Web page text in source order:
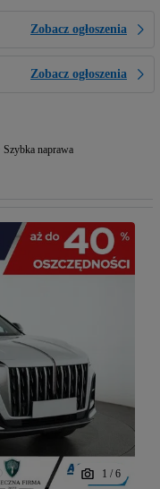
Zobacz ogłoszenia
Zobacz ogłoszenia
Szybka naprawa
1 / 6